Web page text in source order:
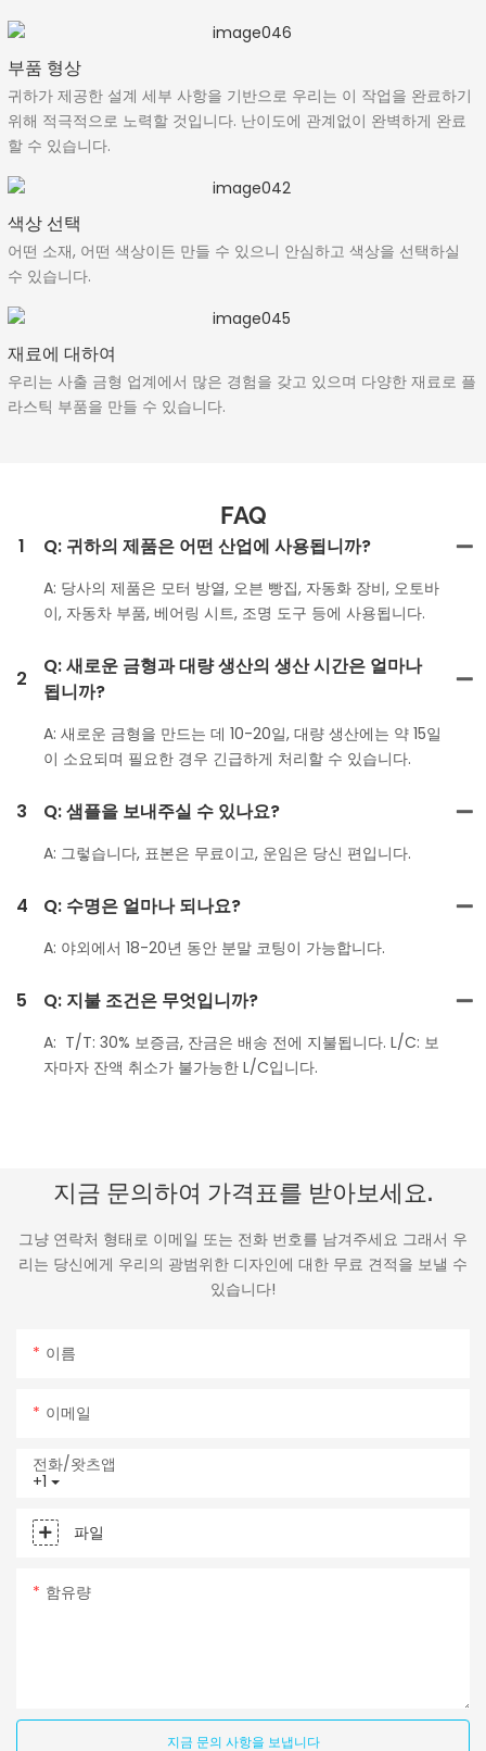
부품 형상
귀하가 제공한 설계 세부 사항을 기반으로 우리는 이 작업을 완료하기
위해 적극적으로 노력할 것입니다. 난이도에 관계없이 완벽하게 완료
할 수 있습니다.
색상 선택
어떤 소재, 어떤 색상이든 만들 수 있으니 안심하고 색상을 선택하실
수 있습니다.
재료에 대하여
우리는 사출 금형 업계에서 많은 경험을 갖고 있으며 다양한 재료로 플
라스틱 부품을 만들 수 있습니다.
FAQ
1 Q: 귀하의 제품은 어떤 산업에 사용됩니까?
A: 당사의 제품은 모터 방열, 오븐 빵집, 자동화 장비, 오토바
이, 자동차 부품, 베어링 시트, 조명 도구 등에 사용됩니다.
2
Q: 새로운 금형과 대량 생산의 생산 시간은 얼마나
됩니까?
A: 새로운 금형을 만드는 데 10-20일, 대량 생산에는 약 15일
이 소요되며 필요한 경우 긴급하게 처리할 수 있습니다.
3 Q: 샘플을 보내주실 수 있나요?
A: 그렇습니다, 표본은 무료이고, 운임은 당신 편입니다.
4 Q: 수명은 얼마나 되나요?
A: 야외에서 18-20년 동안 분말 코팅이 가능합니다.
5 Q: 지불 조건은 무엇입니까?
A: T/T: 30% 보증금, 잔금은 배송 전에 지불됩니다. L/C: 보
자마자 잔액 취소가 불가능한 L/C입니다.
지금 문의하여 가격표를 받아보세요.
그냥 연락처 형태로 이메일 또는 전화 번호를 남겨주세요 그래서 우
리는 당신에게 우리의 광범위한 디자인에 대한 무료 견적을 보낼 수
있습니다!
이름
이메일
+1
전화/왓츠앱
파일
함유량
지금 문의 사항을 보냅니다